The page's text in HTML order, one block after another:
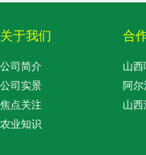
关于我们 合
公司简介
公司实景
焦点关注
农业知识
山
阿
山西